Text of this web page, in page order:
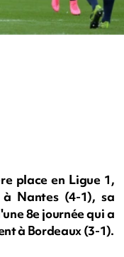
place en Ligue 1,
Nantes (4-1), sa
8e journée qui a
à Bordeaux (3-1).